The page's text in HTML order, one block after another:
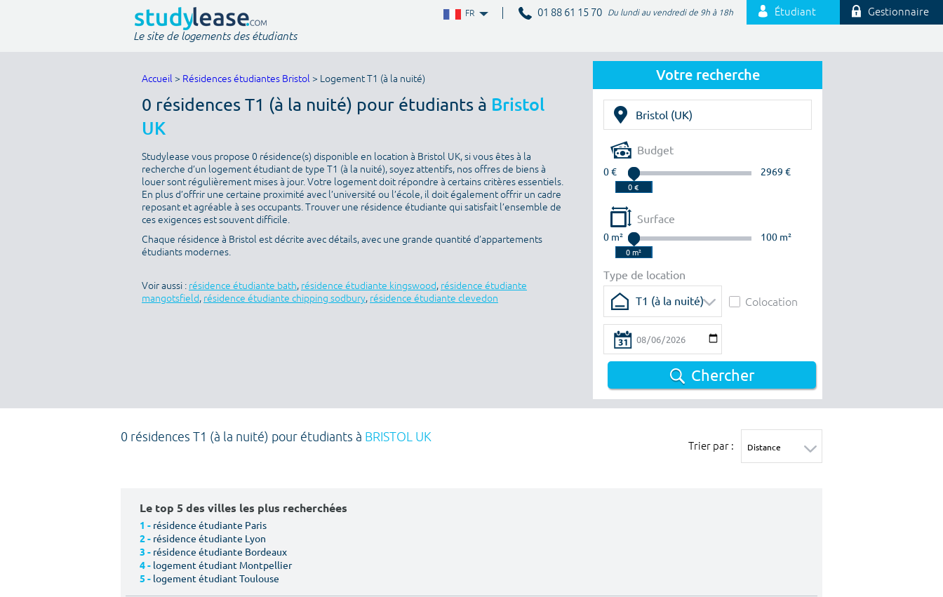
FR 01 88 61 15 70 Du lundi au vendredi de 9h à 18h Étudiant Gestionnaire
Le site de logements des étudiants
Votre recherche
Budget
0 € 2969 €
Surface
0 m² 100 m²
Type de location
T1 (à la nuité)
Colocation
Chercher
Accueil > Résidences étudiantes Bristol > Logement T1 (à la nuité)
0 résidences T1 (à la nuité) pour étudiants à Bristol
UK
Studylease vous propose 0 résidence(s) disponible en location à Bristol UK, si vous êtes à la
recherche d’un logement étudiant de type T1 (à la nuité), soyez attentifs, nos offres de biens à
louer sont régulièrement mises à jour. Votre logement doit répondre à certains critères essentiels.
En plus d’offrir une certaine proximité avec l’université ou l’école, il doit également offrir un cadre
reposant et agréable à ses occupants. Trouver une résidence étudiante qui satisfait l’ensemble de
ces exigences est souvent difficile.
Chaque résidence à Bristol est décrite avec détails, avec une grande quantité d’appartements
étudiants modernes.
Voir aussi : résidence étudiante bath, résidence étudiante kingswood, résidence étudiante
mangotsfield, résidence étudiante chipping sodbury, résidence étudiante clevedon
0 résidences T1 (à la nuité) pour étudiants à BRISTOL UK
Trier par :
Le top 5 des villes les plus recherchées
1 - résidence étudiante Paris
2 - résidence étudiante Lyon
3 - résidence étudiante Bordeaux
4 - logement étudiant Montpellier
5 - logement étudiant Toulouse